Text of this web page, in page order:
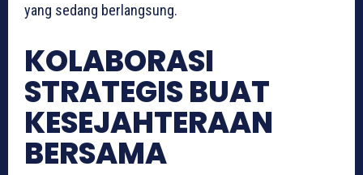
yang sedang berlangsung.
KOLABORASI
STRATEGIS BUAT
KESEJAHTERAAN
BERSAMA